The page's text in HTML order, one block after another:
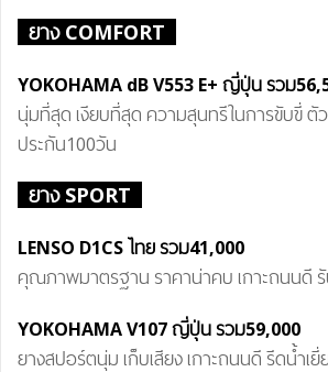
ยาง COMFORT
YOKOHAMA dB V553 E+ ญี่ปุ่นรวม
นุ่มที่สุด เงียบที่สุด ความสุนทรีในการขับขี่ ตั
ประกัน100วัน
ยาง SPORT
LENSO D1CS ไทยรวม41,000
คุณภาพมาตรฐาน ราคาน่าคบ เกาะถนนดี
YOKOHAMA V107 ญี่ปุ่นรวม59,000
ยางสปอร์ตนุ่ม เก็บเสียง เกาะถนนดี รีดน้ำเยี่